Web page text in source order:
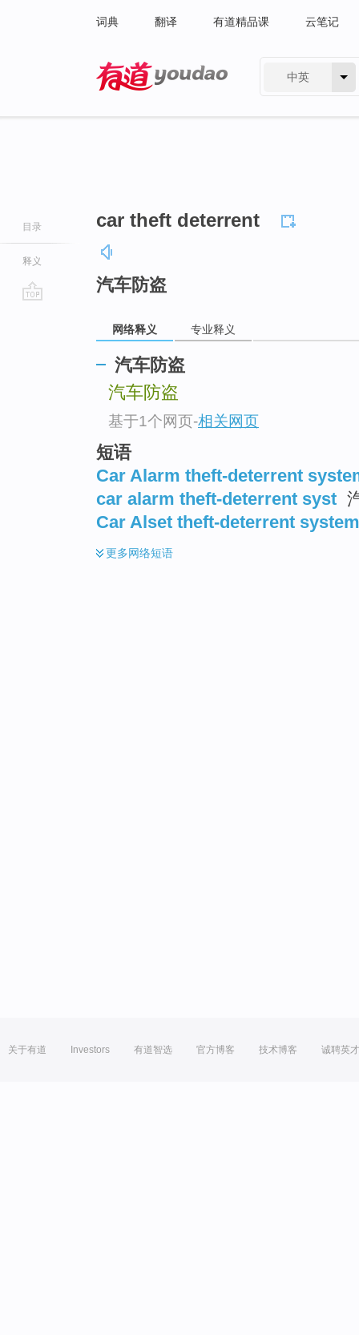
词典 翻译 有道精品课 云笔记
中英
目录
释义
car theft deterrent
汽车防盗
网络释义 专业释义
汽车防盗
汽车防盗
基于1个网页-相关网页
短语
Car Alarm theft-deterrent
car alarm theft-deterrent syst
Car Alset theft-deterrent system
更多网络短语
关于有道 Investors 有道智选 官方博客 技术博客 诚聘英才